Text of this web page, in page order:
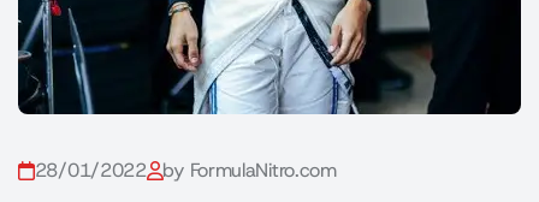
28/01/2022 by FormulaNitro.com